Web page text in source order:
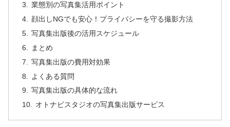
業態別の写真集活用ポイント
顔出しNGでも安心！プライバシーを守る撮影方法
写真集出版後の活用スケジュール
まとめ
写真集出版の費用対効果
よくある質問
写真集出版の具体的な流れ
オトナビスタジオの写真集出版サービス